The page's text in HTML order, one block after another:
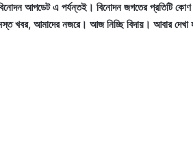
আপডেট এ পর্যন্তই। বিনোদন জগতের প্রতিটি
খবর, আমাদের নজরে। আজ নিচ্ছি বিদায়। আবার দেখা